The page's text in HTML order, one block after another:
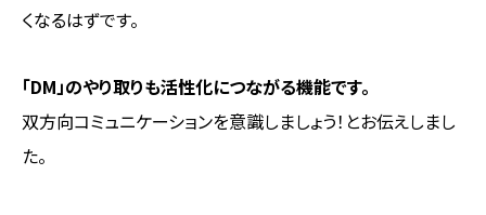
くなるはずです。
「DM」のやり取りも活性化につながる機能です。
双方向コミュニケーションを意識しましょう！とお伝えしまし
た。